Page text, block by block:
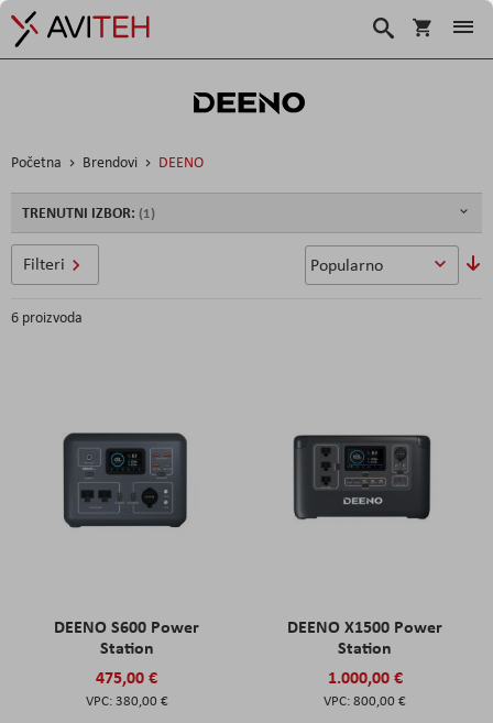
Košarica
Traži
Početna Brendovi DEENO
6 proizvoda
DEENO S600 Power
Station
475,00 €
380,00 €
DEENO X1500 Power
Station
1.000,00 €
800,00 €
Filteri
TRENUTNI IZBOR: